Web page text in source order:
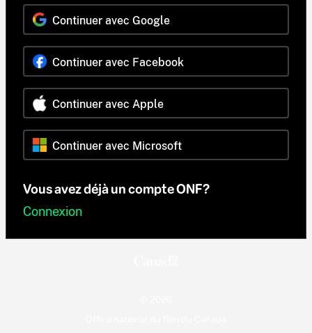
Continuer avec Google
Continuer avec Facebook
Continuer avec Apple
Continuer avec Microsoft
Vous avez déjà un compte ONF?
Connexion